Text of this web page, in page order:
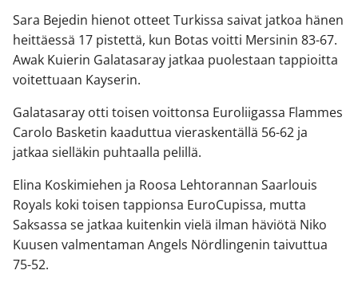
Sara Bejedin hienot otteet Turkissa saivat jatkoa hänen
heittäessä 17 pistettä, kun Botas voitti Mersinin 83-67.
Awak Kuierin Galatasaray jatkaa puolestaan tappioitta
voitettuaan Kayserin.
Galatasaray otti toisen voittonsa Euroliigassa Flammes
Carolo Basketin kaaduttua vieraskentällä 56-62 ja
jatkaa sielläkin puhtaalla pelillä.
Elina Koskimiehen ja Roosa Lehtorannan Saarlouis
Royals koki toisen tappionsa EuroCupissa, mutta
Saksassa se jatkaa kuitenkin vielä ilman häviötä Niko
Kuusen valmentaman Angels Nördlingenin taivuttua
75-52.